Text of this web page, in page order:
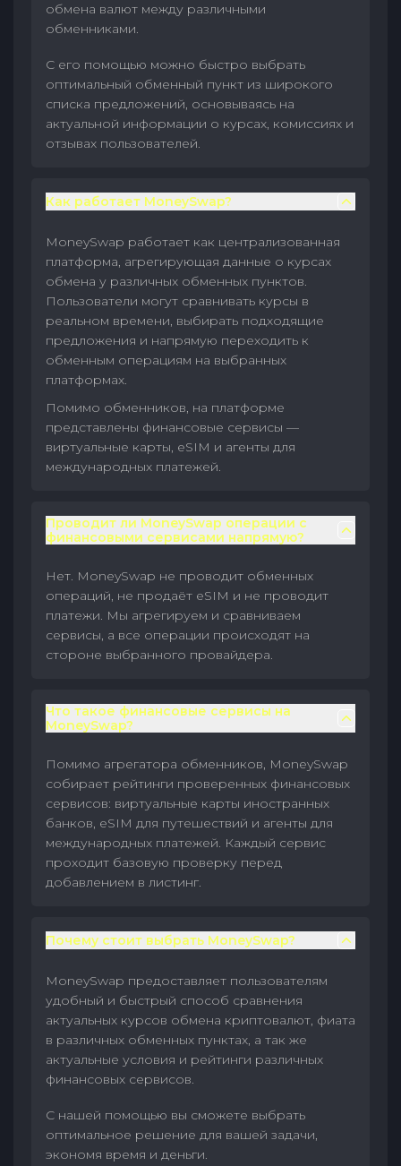
обмена валют между различными
обменниками.
С его помощью можно быстро выбрать
оптимальный обменный пункт из широкого
списка предложений, основываясь на
актуальной информации о курсах, комиссиях и
отзывах пользователей.
Как работает MoneySwap?
MoneySwap работает как централизованная
платформа, агрегирующая данные о курсах
обмена у различных обменных пунктов.
Пользователи могут сравнивать курсы в
реальном времени, выбирать подходящие
предложения и напрямую переходить к
обменным операциям на выбранных
платформах.
Помимо обменников, на платформе
представлены финансовые сервисы —
виртуальные карты, eSIM и агенты для
международных платежей.
Проводит ли MoneySwap операции с
финансовыми сервисами напрямую?
Нет. MoneySwap не проводит обменных
операций, не продаёт eSIM и не проводит
платежи. Мы агрегируем и сравниваем
сервисы, а все операции происходят на
стороне выбранного провайдера.
Что такое финансовые сервисы на
MoneySwap?
Помимо агрегатора обменников, MoneySwap
собирает рейтинги проверенных финансовых
сервисов: виртуальные карты иностранных
банков, eSIM для путешествий и агенты для
международных платежей. Каждый сервис
проходит базовую проверку перед
добавлением в листинг.
Почему стоит выбрать MoneySwap?
MoneySwap предоставляет пользователям
удобный и быстрый способ сравнения
актуальных курсов обмена криптовалют, фиата
в различных обменных пунктах, а так же
актуальные условия и рейтинги различных
финансовых сервисов.
С нашей помощью вы сможете выбрать
оптимальное решение для вашей задачи,
экономя время и деньги.